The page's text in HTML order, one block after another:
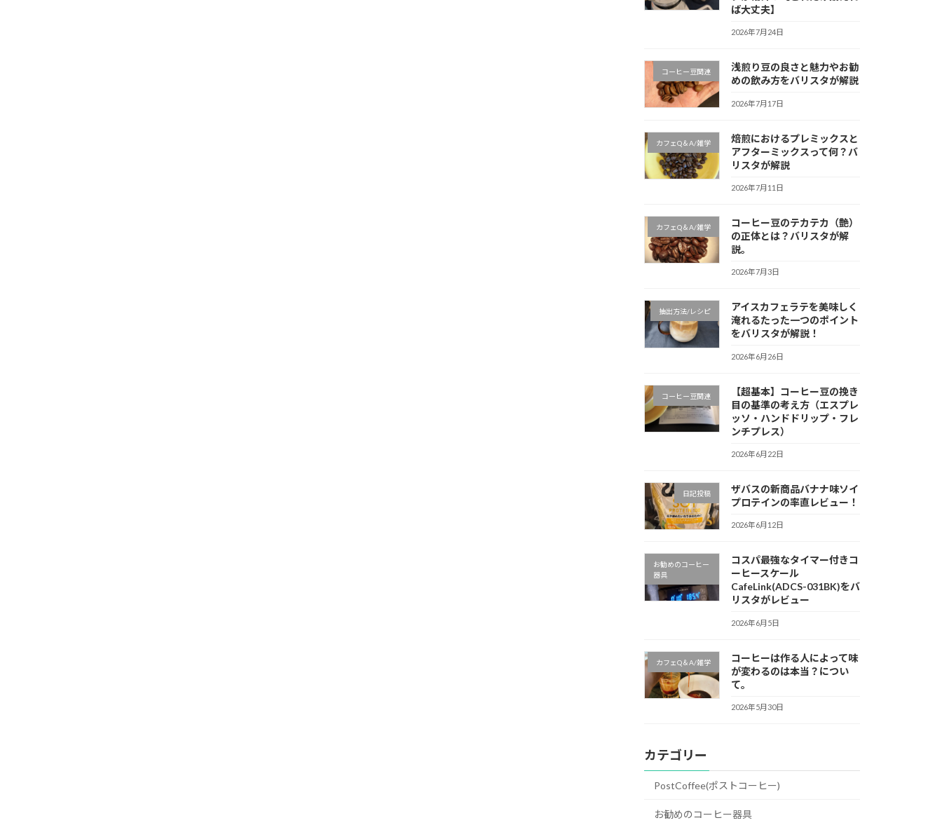
ば大丈夫】
2026年7月24日
コーヒー豆関連
浅煎り豆の良さと魅力やお勧
めの飲み方をバリスタが解説
2026年7月17日
カフェQ＆A/雑学
焙煎におけるプレミックスと
アフターミックスって何？バ
リスタが解説
2026年7月11日
カフェQ＆A/雑学
コーヒー豆のテカテカ（艶）
の正体とは？バリスタが解
説。
2026年7月3日
抽出方法/レシピ
アイスカフェラテを美味しく
淹れるたった一つのポイント
をバリスタが解説！
2026年6月26日
コーヒー豆関連
【超基本】コーヒー豆の挽き
目の基準の考え方（エスプレ
ッソ・ハンドドリップ・フレ
ンチプレス）
2026年6月22日
日記投稿
ザバスの新商品バナナ味ソイ
プロテインの率直レビュー！
2026年6月12日
お勧めのコーヒー
器具
コスパ最強なタイマー付きコ
ーヒースケール
CafeLink(ADCS-031BK)をバ
リスタがレビュー
2026年6月5日
カフェQ＆A/雑学
コーヒーは作る人によって味
が変わるのは本当？につい
て。
2026年5月30日
カテゴリー
PostCoffee(ポストコーヒー)
お勧めのコーヒー器具